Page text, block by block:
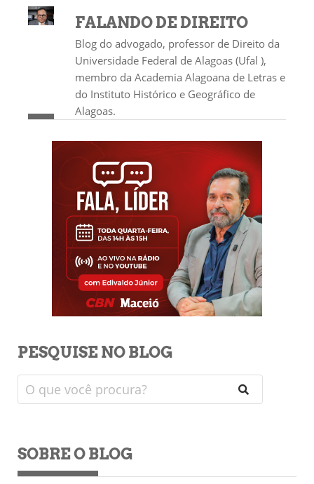
FALANDO DE DIREITO
Blog do advogado, professor de Direito da
Universidade Federal de Alagoas (Ufal ),
membro da Academia Alagoana de Letras e
do Instituto Histórico e Geográfico de
Alagoas.
PESQUISE NO BLOG
SOBRE O BLOG